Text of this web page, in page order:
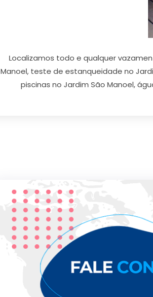
Localizamos todo e qualquer
Manoel, teste de estanqueidade no
piscinas no Jardim São Manoel,